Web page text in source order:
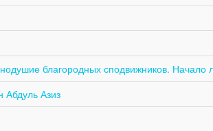
благородных сподвижников. Начало
Азиз